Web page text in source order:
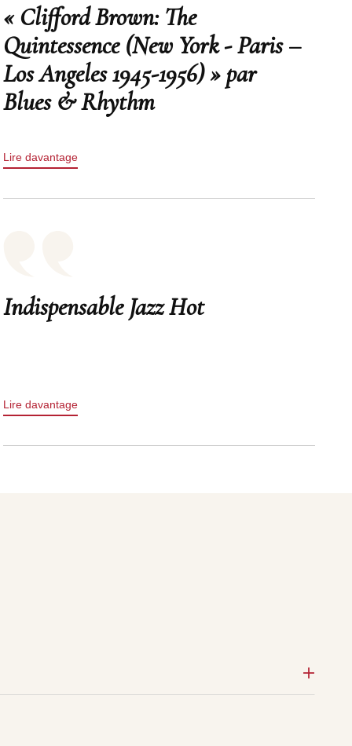
« Clifford Brown: The
Quintessence (New York - Paris –
Los Angeles 1945-1956) » par
Blues & Rhythm
Lire davantage
Indispensable Jazz Hot
Lire davantage